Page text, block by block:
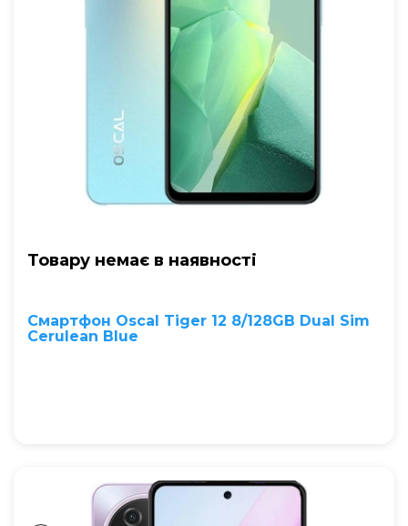
Товару немає в наявностi
Смартфон Oscal Tiger 12 8/128GB Dual Sim
Cerulean Blue